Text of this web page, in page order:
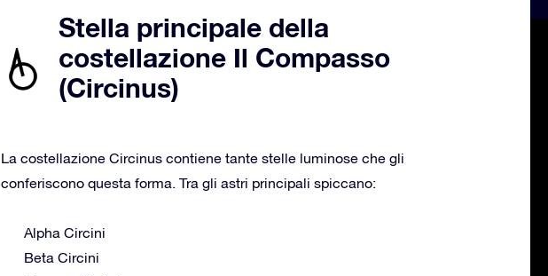
Stella principale della
costellazione Il Compasso
(Circinus)
La costellazione Circinus contiene tante stelle luminose che gli
conferiscono questa forma. Tra gli astri principali spiccano:
Alpha Circini
Beta Circini